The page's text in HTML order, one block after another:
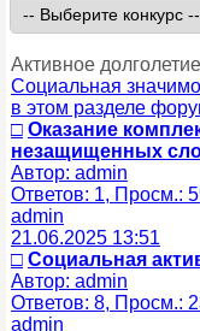
Активное долголетие
Социальная
в этом разделе
□ Оказание
незащищенных
Автор: admin
Ответов: 1, Просм.:
admin
21.06.2025 13:51
□ Социальная
Автор: admin
Ответов: 8, Просм.:
admin